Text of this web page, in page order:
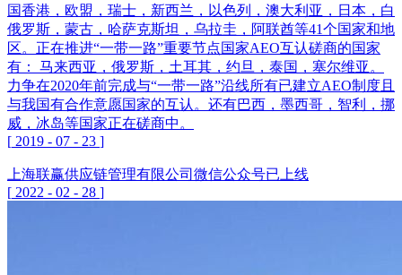
国香港，欧盟，瑞士，新西兰，以色列，澳大利亚，日本，白
俄罗斯，蒙古，哈萨克斯坦，乌拉圭，阿联酋等41个国家和地
区。正在推进“一带一路”重要节点国家AEO互认磋商的国家
有： 马来西亚，俄罗斯，土耳其，约旦，泰国，塞尔维亚。
力争在2020年前完成与“一带一路”沿线所有已建立AEO制度且
与我国有合作意愿国家的互认。还有巴西，墨西哥，智利，挪
威，冰岛等国家正在磋商中。
[ 2019 - 07 - 23 ]
上海联赢供应链管理有限公司微信公众号已上线
[ 2022 - 02 - 28 ]